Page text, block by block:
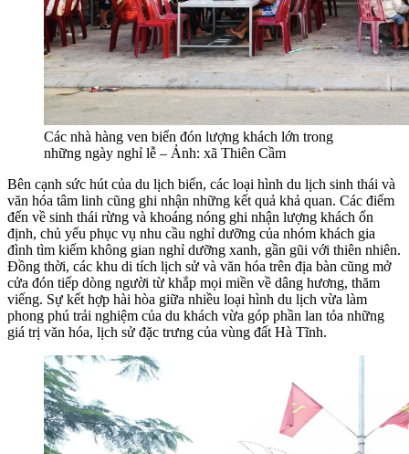
Các nhà hàng ven biển đón lượng khách lớn trong
những ngày nghỉ lễ – Ảnh: xã Thiên Cầm
Bên cạnh sức hút của du lịch biển, các loại hình du lịch sinh thái và
văn hóa tâm linh cũng ghi nhận những kết quả khả quan. Các điểm
đến về sinh thái rừng và khoáng nóng ghi nhận lượng khách ổn
định, chủ yếu phục vụ nhu cầu nghỉ dưỡng của nhóm khách gia
đình tìm kiếm không gian nghỉ dưỡng xanh, gần gũi với thiên nhiên.
Đồng thời, các khu di tích lịch sử và văn hóa trên địa bàn cũng mở
cửa đón tiếp dòng người từ khắp mọi miền về dâng hương, thăm
viếng. Sự kết hợp hài hòa giữa nhiều loại hình du lịch vừa làm
phong phú trải nghiệm của du khách vừa góp phần lan tỏa những
giá trị văn hóa, lịch sử đặc trưng của vùng đất Hà Tĩnh.